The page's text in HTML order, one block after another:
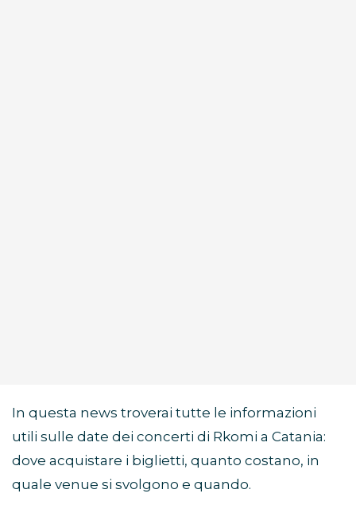
In questa news troverai tutte le informazioni
utili sulle date dei concerti di Rkomi a Catania:
dove acquistare i biglietti, quanto costano, in
quale venue si svolgono e quando.